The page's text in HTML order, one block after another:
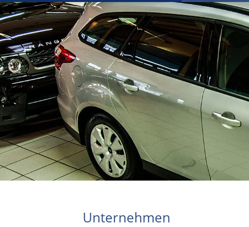
Unternehmen